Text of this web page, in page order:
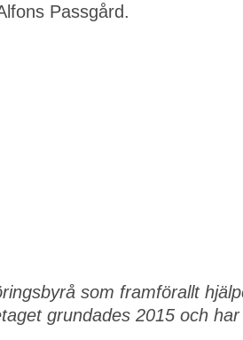
Passgård.
som framförallt
grundades 2015 och